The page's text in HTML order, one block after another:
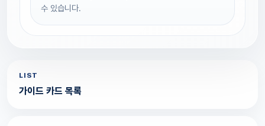
수 있습니다.
LIST
가이드 카드 목록